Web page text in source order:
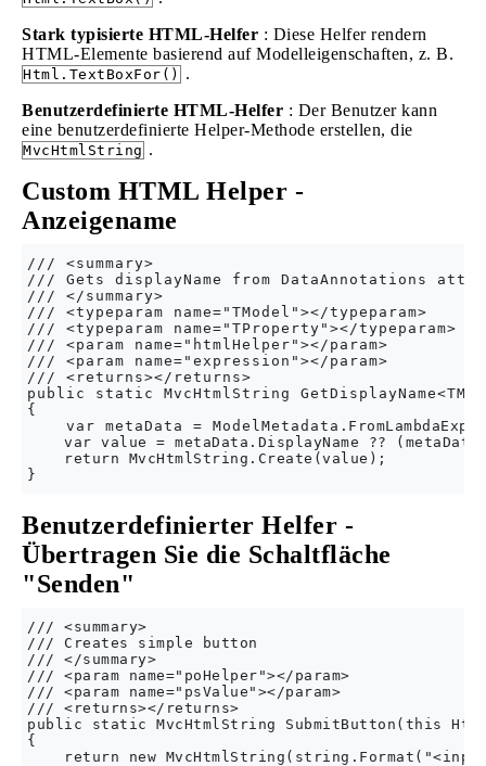
Stark typisierte HTML-Helfer : Diese Helfer rendern
HTML-Elemente basierend auf Modelleigenschaften, z. B.
Html.TextBoxFor()
.
Benutzerdefinierte HTML-Helfer : Der Benutzer kann
eine benutzerdefinierte Helper-Methode erstellen, die
MvcHtmlString .
Custom HTML Helper -
Anzeigename
/// <summary>
/// Gets displayName from DataAnnotations
/// </summary>
/// <typeparam name="TModel"></typeparam>
/// <typeparam name="TProperty"></typeparam>
/// <param name="htmlHelper"></param>
/// <param name="expression"></param>
/// <returns></returns>
public static MvcHtmlString
{
var metaData =
var value = metaData.DisplayName ??
    return MvcHtmlString.Create(value);
Benutzerdefinierter Helfer -
Übertragen Sie die Schaltfläche
"Senden"
/// <summary>
/// Creates simple button
/// </summary>
/// <param name="poHelper"></param>
/// <param name="psValue"></param>
/// <returns></returns>
public static MvcHtmlString SubmitButton(this
{
return new